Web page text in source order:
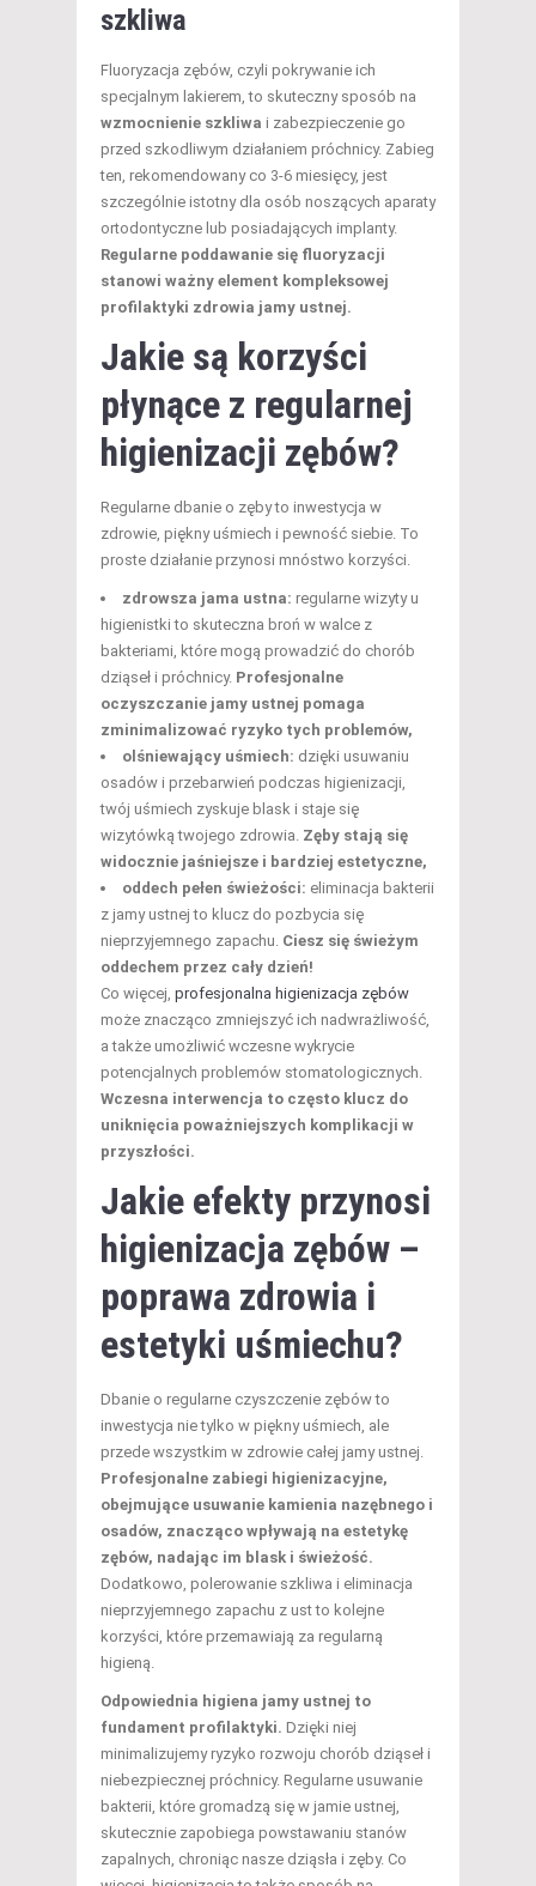
szkliwa
Fluoryzacja zębów, czyli pokrywanie ich
specjalnym lakierem, to skuteczny sposób na
wzmocnienie szkliwa i zabezpieczenie go
przed szkodliwym działaniem próchnicy. Zabieg
ten, rekomendowany co 3-6 miesięcy, jest
szczególnie istotny dla osób noszących aparaty
ortodontyczne lub posiadających implanty.
Regularne poddawanie się fluoryzacji
stanowi ważny element kompleksowej
profilaktyki zdrowia jamy ustnej.
Jakie są korzyści
płynące z regularnej
higienizacji zębów?
Regularne dbanie o zęby to inwestycja w
zdrowie, piękny uśmiech i pewność siebie. To
proste działanie przynosi mnóstwo korzyści.
zdrowsza jama ustna: regularne wizyty u
higienistki to skuteczna broń w walce z
bakteriami, które mogą prowadzić do chorób
dziąseł i próchnicy. Profesjonalne
oczyszczanie jamy ustnej pomaga
zminimalizować ryzyko tych problemów,
olśniewający uśmiech: dzięki usuwaniu
osadów i przebarwień podczas higienizacji,
twój uśmiech zyskuje blask i staje się
wizytówką twojego zdrowia. Zęby stają się
widocznie jaśniejsze i bardziej estetyczne,
oddech pełen świeżości: eliminacja bakterii
z jamy ustnej to klucz do pozbycia się
nieprzyjemnego zapachu. Ciesz się świeżym
oddechem przez cały dzień!
Co więcej, profesjonalna higienizacja zębów
może znacząco zmniejszyć ich nadwrażliwość,
a także umożliwić wczesne wykrycie
potencjalnych problemów stomatologicznych.
Wczesna interwencja to często klucz do
uniknięcia poważniejszych komplikacji w
przyszłości.
Jakie efekty przynosi
higienizacja zębów –
poprawa zdrowia i
estetyki uśmiechu?
Dbanie o regularne czyszczenie zębów to
inwestycja nie tylko w piękny uśmiech, ale
przede wszystkim w zdrowie całej jamy ustnej.
Profesjonalne zabiegi higienizacyjne,
obejmujące usuwanie kamienia nazębnego i
osadów, znacząco wpływają na estetykę
zębów, nadając im blask i świeżość.
Dodatkowo, polerowanie szkliwa i eliminacja
nieprzyjemnego zapachu z ust to kolejne
korzyści, które przemawiają za regularną
higieną.
Odpowiednia higiena jamy ustnej to
fundament profilaktyki. Dzięki niej
minimalizujemy ryzyko rozwoju chorób dziąseł i
niebezpiecznej próchnicy. Regularne usuwanie
bakterii, które gromadzą się w jamie ustnej,
skutecznie zapobiega powstawaniu stanów
zapalnych, chroniąc nasze dziąsła i zęby. Co